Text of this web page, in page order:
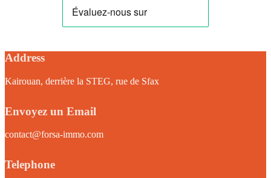
Address
Kairouan, derrière la STEG, rue de Sfax
Envoyez un Email
contact@forsa-immo.com
Telephone